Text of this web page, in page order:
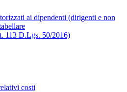
ai dipendenti (dirigenti e non
113 D.Lgs. 50/2016)
costi